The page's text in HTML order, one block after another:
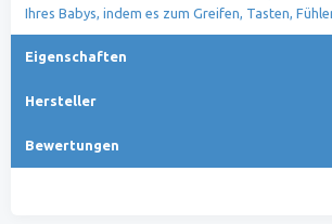
Ihres Babys, indem es zum Greifen, Tasten,
Eigenschaften
Hersteller
Bewertungen